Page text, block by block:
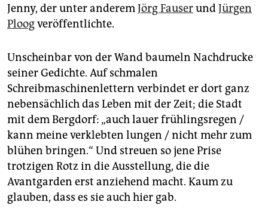
Jenny, der unter anderemJörg FauserundJürgen
Ploogveröffentlichte.
Unscheinbar von der Wand baumeln Nachdrucke
seiner Gedichte. Auf schmalen
Schreibmaschinenlettern verbindet er dort ganz
nebensächlich das Leben mit der Zeit; die Stadt
mit dem Bergdorf: „auch lauer frühlingsregen /
kann meine verklebten lungen / nicht mehr zum
blühen bringen.“ Und streuen so jene Prise
trotzigen Rotz in die Ausstellung, die die
Avantgarden erst anziehend macht. Kaum zu
glauben, dass es sie auch hier gab.